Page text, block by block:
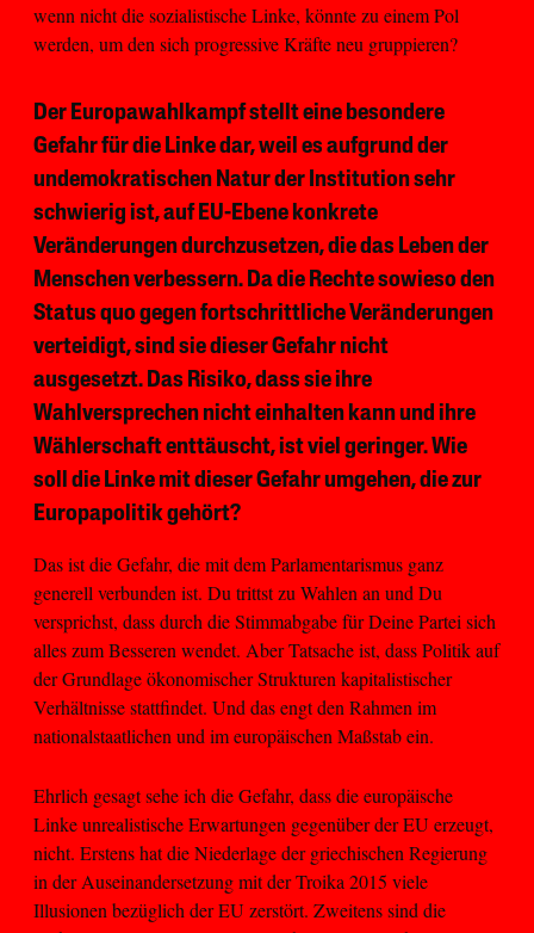
wenn nicht die sozialistische Linke, könnte zu einem Pol
werden, um den sich progressive Kräfte neu gruppieren?
Der Europawahlkampf stellt eine besondere
Gefahr für die Linke dar, weil es aufgrund der
undemokratischen Natur der Institution sehr
schwierig ist, auf EU-Ebene konkrete
Veränderungen durchzusetzen, die das Leben der
Menschen verbessern. Da die Rechte sowieso den
Status quo gegen fortschrittliche Veränderungen
verteidigt, sind sie dieser Gefahr nicht
ausgesetzt. Das Risiko, dass sie ihre
Wahlversprechen nicht einhalten kann und ihre
Wählerschaft enttäuscht, ist viel geringer. Wie
soll die Linke mit dieser Gefahr umgehen, die zur
Europapolitik gehört?
Das ist die Gefahr, die mit dem Parlamentarismus ganz
generell verbunden ist. Du trittst zu Wahlen an und Du
versprichst, dass durch die Stimmabgabe für Deine Partei sich
alles zum Besseren wendet. Aber Tatsache ist, dass Politik auf
der Grundlage ökonomischer Strukturen kapitalistischer
Verhältnisse stattfindet. Und das engt den Rahmen im
nationalstaatlichen und im europäischen Maßstab ein.
Ehrlich gesagt sehe ich die Gefahr, dass die europäische
Linke unrealistische Erwartungen gegenüber der EU erzeugt,
nicht. Erstens hat die Niederlage der griechischen Regierung
in der Auseinandersetzung mit der Troika 2015 viele
Illusionen bezüglich der EU zerstört. Zweitens sind die